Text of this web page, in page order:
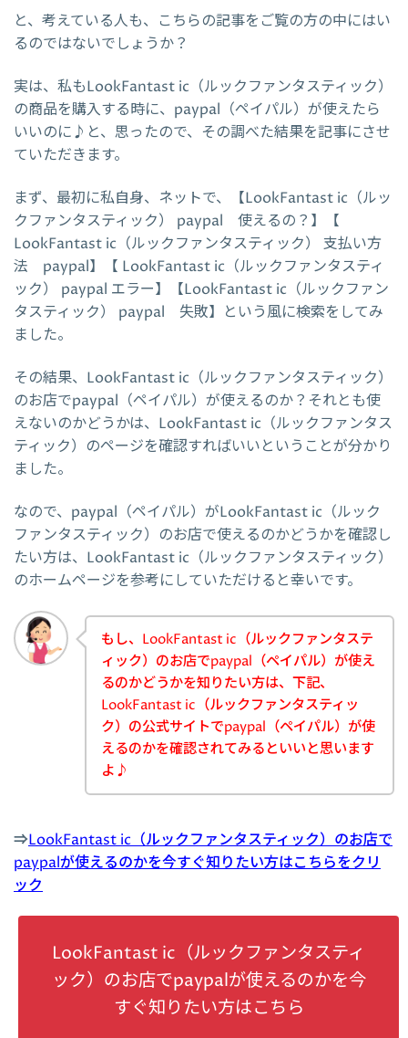
と、考えている人も、こちらの記事をご覧の方の中にはい
るのではないでしょうか？
実は、私もLookFantast ic（ルックファンタスティック）
の商品を購入する時に、paypal（ペイパル）が使えたら
いいのに♪と、思ったので、その調べた結果を記事にさせ
ていただきます。
まず、最初に私自身、ネットで、【LookFantast ic（ルッ
クファンタスティック） paypal 使えるの？】【
LookFantast ic（ルックファンタスティック） 支払い方
法 paypal】【 LookFantast ic（ルックファンタスティ
ック） paypal エラー】【LookFantast ic（ルックファン
タスティック） paypal 失敗】という風に検索をしてみ
ました。
その結果、LookFantast ic（ルックファンタスティック）
のお店でpaypal（ペイパル）が使えるのか？それとも使
えないのかどうかは、LookFantast ic（ルックファンタス
ティック）のページを確認すればいいということが分かり
ました。
なので、paypal（ペイパル）がLookFantast ic（ルック
ファンタスティック）のお店で使えるのかどうかを確認し
たい方は、LookFantast ic（ルックファンタスティック）
のホームページを参考にしていただけると幸いです。
もし、LookFantast ic（ルックファンタステ
ィック）のお店でpaypal（ペイパル）が使え
るのかどうかを知りたい方は、下記、
LookFantast ic（ルックファンタスティッ
ク）の公式サイトでpaypal（ペイパル）が使
えるのかを確認されてみるといいと思います
よ♪
⇒LookFantast ic（ルックファンタスティック）のお店で
paypalが使えるのかを今すぐ知りたい方はこちらをクリ
ック
LookFantast ic（ルックファンタスティ
ック）のお店でpaypalが使えるのかを今
すぐ知りたい方はこちら